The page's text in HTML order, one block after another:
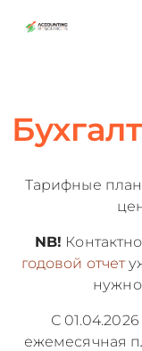
Тарифные
NB!
годовой отчет
нужно
С
ежемесячная